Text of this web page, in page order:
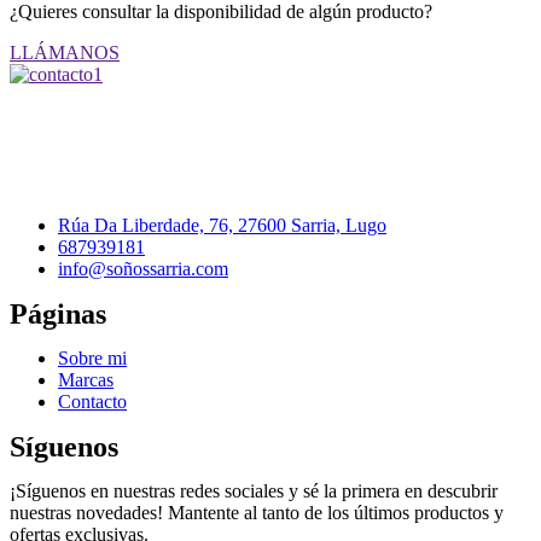
¿Quieres consultar la disponibilidad de algún producto?
LLÁMANOS
Rúa Da Liberdade, 76, 27600 Sarria, Lugo
687939181
info@soñossarria.com
Páginas
Sobre mi
Marcas
Contacto
Síguenos
¡Síguenos en nuestras redes sociales y sé la primera en descubrir
nuestras novedades! Mantente al tanto de los últimos productos y
ofertas exclusivas.